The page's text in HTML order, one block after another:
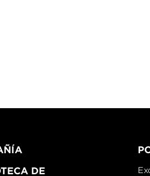
DE